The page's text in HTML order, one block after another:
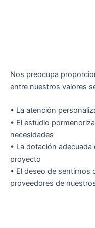
Nos preocupa
entre nuestros valores
• La atención
• El estudio
necesidades
• La dotación
proyecto
• El deseo de sentirnos
proveedores de